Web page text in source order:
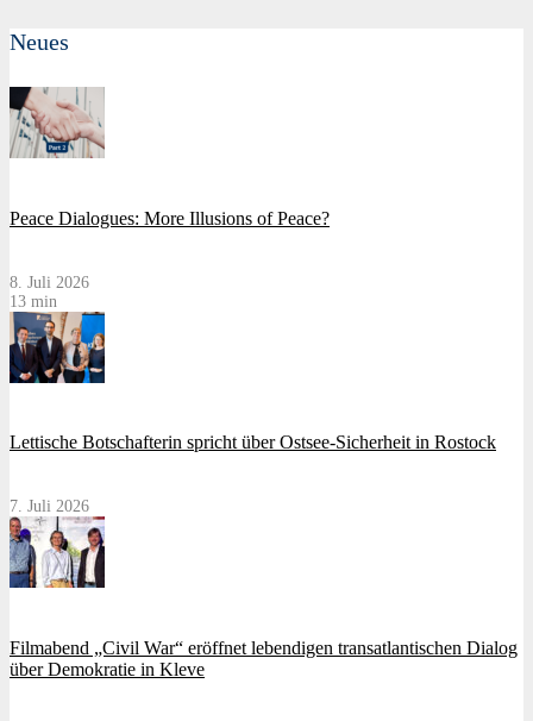
Neues
Peace Dialogues: More Illusions of Peace?
8. Juli 2026
13 min
Lettische Botschafterin spricht über Ostsee-Sicherheit in Rostock
7. Juli 2026
Filmabend „Civil War“ eröffnet lebendigen transatlantischen Dialog
über Demokratie in Kleve